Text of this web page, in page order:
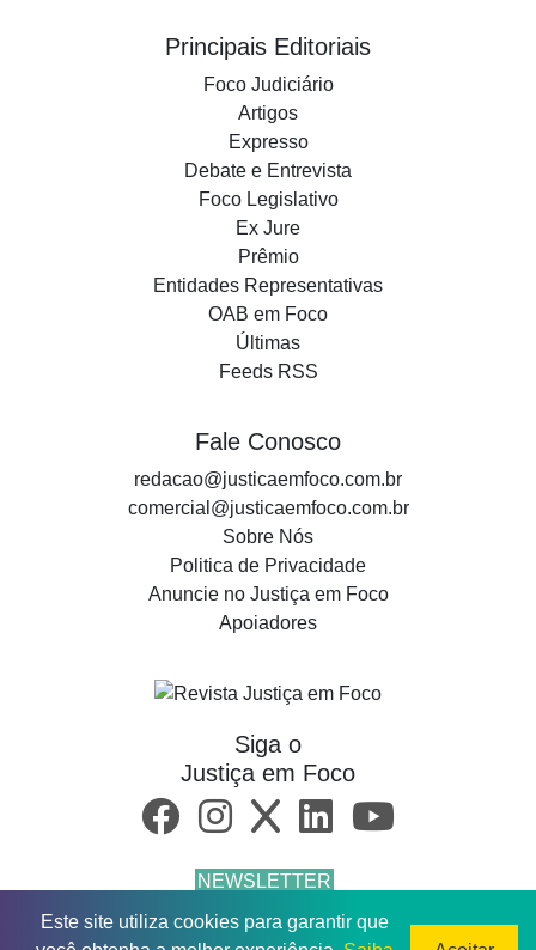
Principais Editoriais
Foco Judiciário
Artigos
Expresso
Debate e Entrevista
Foco Legislativo
Ex Jure
Prêmio
Entidades Representativas
OAB em Foco
Últimas
Feeds RSS
Fale Conosco
redacao@justicaemfoco.com.br
comercial@justicaemfoco.com.br
Sobre Nós
Politica de Privacidade
Anuncie no Justiça em Foco
Apoiadores
Siga o
Justiça em Foco
NEWSLETTER
Este site utiliza cookies para garantir que